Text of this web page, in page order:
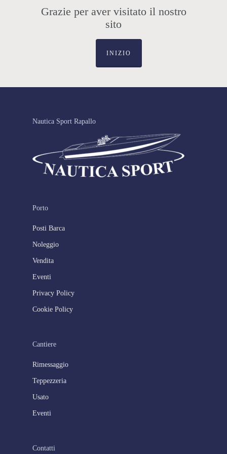
Grazie per aver visitato il nostro
sito
INIZIO
Nautica Sport Rapallo
Porto
Posti Barca
Noleggio
Vendita
Eventi
Privacy Policy
Cookie Policy
Cantiere
Rimessaggio
Teppezzeria
Usato
Eventi
Contatti